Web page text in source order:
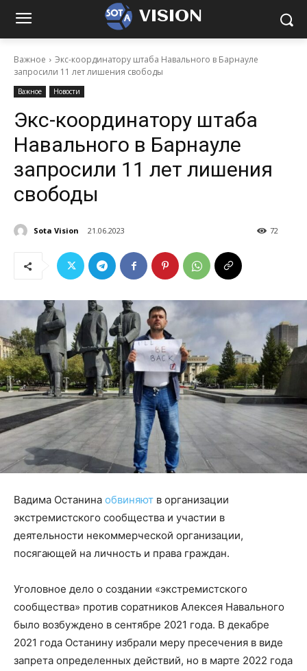
VISION
Важное
Экс-координатору штаба Навального в Барнауле
запросили 11 лет лишения свободы
Важное Новости
Экс-координатору штаба
Навального в Барнауле
запросили 11 лет лишения
свободы
Sota Vision 21.06.2023 72
Вадима Останина обвиняют в организации
экстремистского сообщества и участии в
деятельности некоммерческой организации,
посягающей на личность и права граждан.
Уголовное дело о создании «экстремистского
сообщества» против соратников Алексея Навального
было возбуждено в сентябре 2021 года. В декабре
2021 года Останину избрали меру пресечения в виде
запрета определенных действий, но в марте 2022 года